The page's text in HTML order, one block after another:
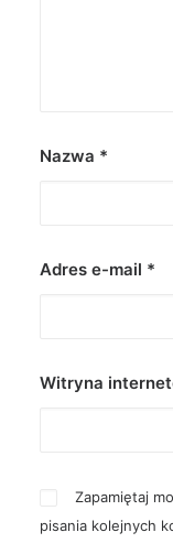
Nazwa *
Adres e-mail *
Witryna
Zapamiętaj
pisania kolejnych